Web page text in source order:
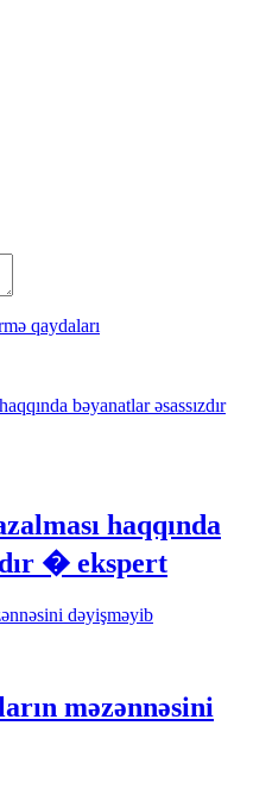
qaydaları
haqqında
� ekspert
məzənnəsini